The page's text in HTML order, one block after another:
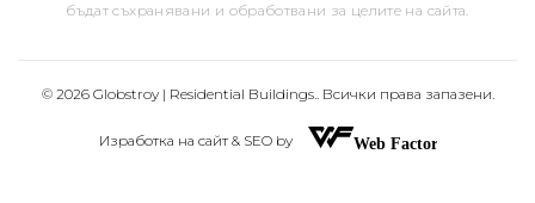
бъдат съхранявани и обработвани за целите на сайта.
© 2026 Globstroy | Residential Buildings.. Всички права запазени.
Изработка на сайт & SEO by